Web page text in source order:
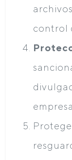
control